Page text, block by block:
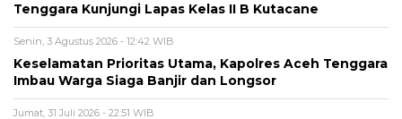
Tenggara Kunjungi Lapas Kelas II B Kutacane
Senin, 3 Agustus 2026 - 12:42 WIB
Keselamatan Prioritas Utama, Kapolres Aceh Tenggara
Imbau Warga Siaga Banjir dan Longsor
Jumat, 31 Juli 2026 - 22:51 WIB